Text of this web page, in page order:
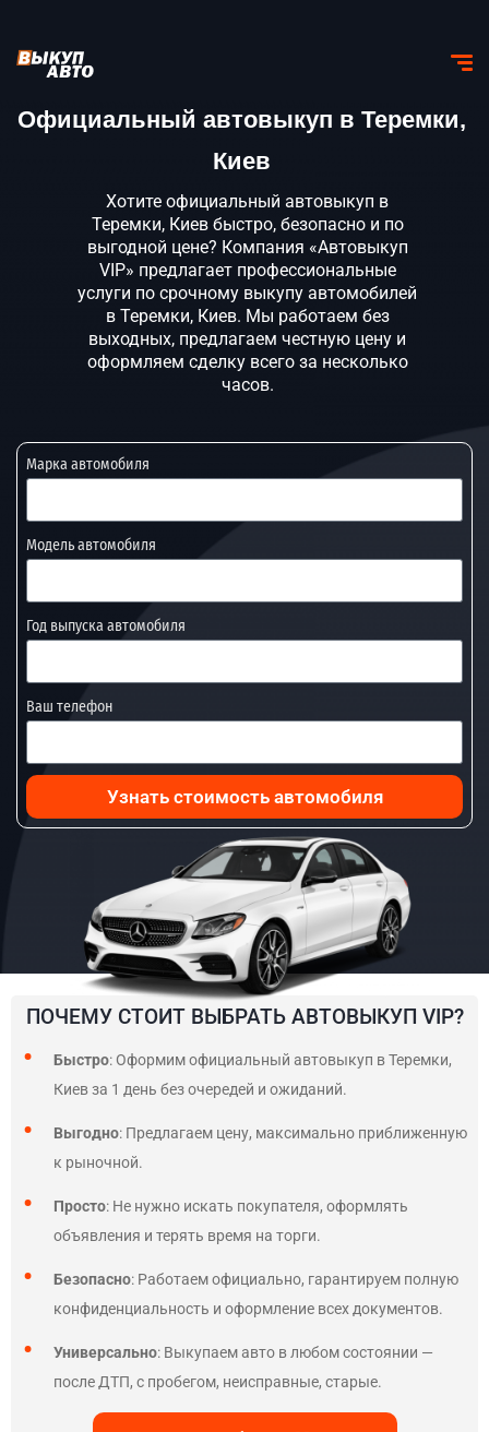
Официальный автовыкуп в Теремки,
Киев
Хотите официальный автовыкуп в
Теремки, Киев быстро, безопасно и по
выгодной цене? Компания «Автовыкуп
VIP» предлагает профессиональные
услуги по срочному выкупу автомобилей
в Теремки, Киев. Мы работаем без
выходных, предлагаем честную цену и
оформляем сделку всего за несколько
часов.
Марка автомобиля
Модель автомобиля
Год выпуска автомобиля
Ваш телефон
Узнать стоимость автомобиля
ПОЧЕМУ СТОИТ ВЫБРАТЬ АВТОВЫКУП VIP?
Быстро: Оформим официальный автовыкуп в Теремки,
Киев за 1 день без очередей и ожиданий.
Выгодно: Предлагаем цену, максимально приближенную
к рыночной.
Просто: Не нужно искать покупателя, оформлять
объявления и терять время на торги.
Безопасно: Работаем официально, гарантируем полную
конфиденциальность и оформление всех документов.
Универсально: Выкупаем авто в любом состоянии —
после ДТП, с пробегом, неисправные, старые.